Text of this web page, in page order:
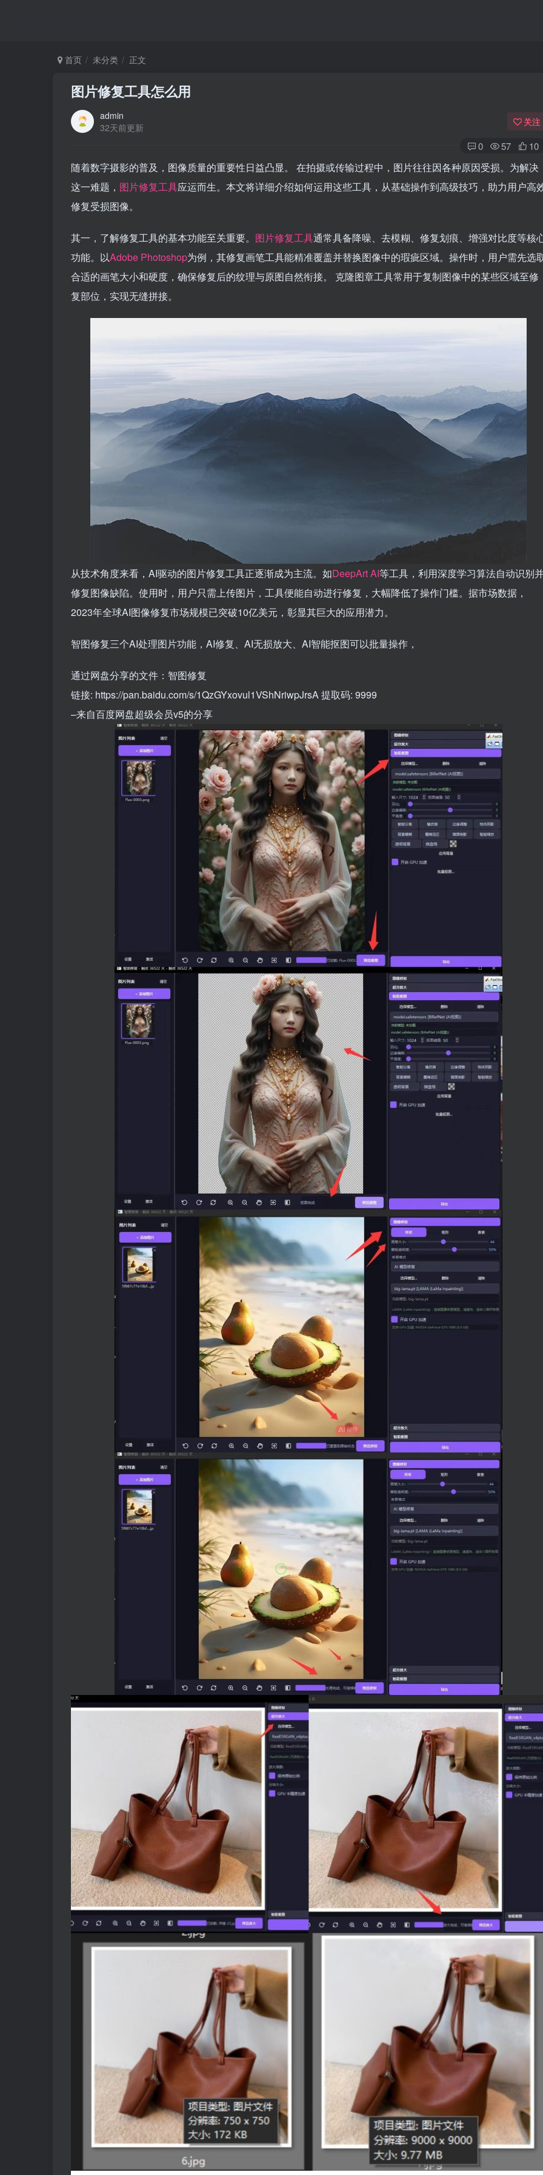
首页 未分类 正文
图片修复工具怎么用
admin
32天前更新
关注
0 57 10
随着数字摄影的普及，图像质量的重要性日益凸显。 在拍摄或传输过程中，图片往往因各种原因受损。为解决
这一难题， 图片修复工具应运而生。本文将详细介绍如何运用这些工具，从基础操作到高级技巧，助力用户高
修复受损图像。
其一，了解修复工具的基本功能至关重要。 图片修复工具通常具备降噪、去模糊、修复划痕、增强对比度等核
功能。以Adobe Photoshop为例，其修复画笔工具能精准覆盖并替换图像中的瑕疵区域。操作时，用户需先选
合适的画笔大小和硬度，确保修复后的纹理与原图自然衔接。 克隆图章工具常用于复制图像中的某些区域至修
复部位，实现无缝拼接。
从技术角度来看，AI驱动的图片修复工具正逐渐成为主流。如DeepArt AI等工具，利用深度学习算法自动识别
修复图像缺陷。使用时，用户只需上传图片，工具便能自动进行修复，大幅降低了操作门槛。据市场数据，
2023年全球AI图像修复市场规模已突破10亿美元，彰显其巨大的应用潜力。
智图修复三个AI处理图片功能，AI修复、AI无损放大、AI智能抠图可以批量操作，
通过网盘分享的文件：智图修复
链接: https://pan.baidu.com/s/1QzGYxovul1VShNriwpJrsA 提取码: 9999
–来自百度网盘超级会员v5的分享